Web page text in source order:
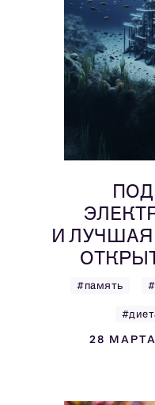
И ЛУЧШАЯ
#память
28